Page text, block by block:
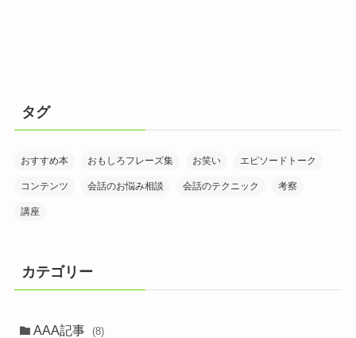
タグ
おすすめ本 おもしろフレーズ集 お笑い エピソードトーク
コンテンツ 会話のお悩み相談 会話のテクニック 考察
講座
カテゴリー
AAA記事 (8)